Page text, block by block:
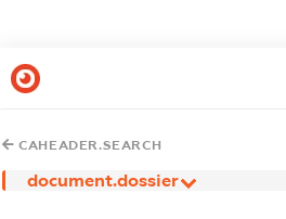
CAHEADER.SEARCH
document.dossier